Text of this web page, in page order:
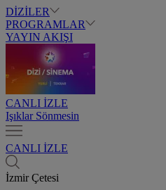
DİZİLER
PROGRAMLAR
YAYIN AKIŞI
CANLI İZLE
Işıklar Sönmesin
CANLI İZLE
İzmir Çetesi